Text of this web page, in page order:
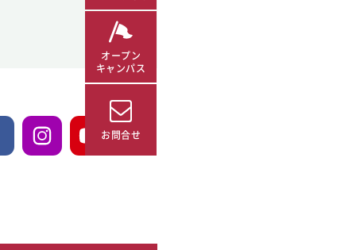
オープン
キャンパス
お問合せ